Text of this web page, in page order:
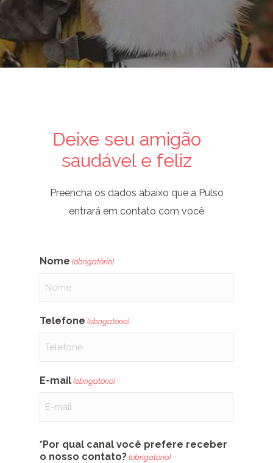
Deixe seu amigão
saudável e feliz
Preencha os dados abaixo que a Pulso
entrará em contato com você
Nome (obrigatório)
Telefone (obrigatório)
E-mail (obrigatório)
*Por qual canal você prefere receber
o nosso contato? (obrigatório)